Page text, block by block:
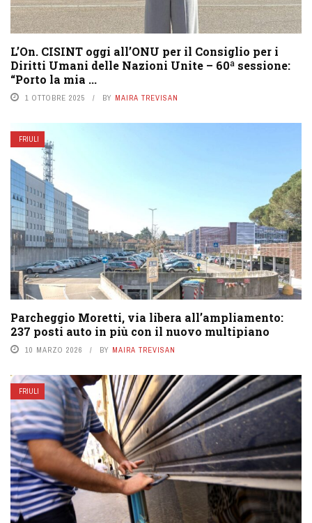
L’On. CISINT oggi all’ONU per il Consiglio per i
Diritti Umani delle Nazioni Unite – 60ª sessione:
“Porto la mia ...
1 OTTOBRE 2025 BY MAIRA TREVISAN
FRIULI
Parcheggio Moretti, via libera all’ampliamento:
237 posti auto in più con il nuovo multipiano
10 MARZO 2026 BY MAIRA TREVISAN
FRIULI